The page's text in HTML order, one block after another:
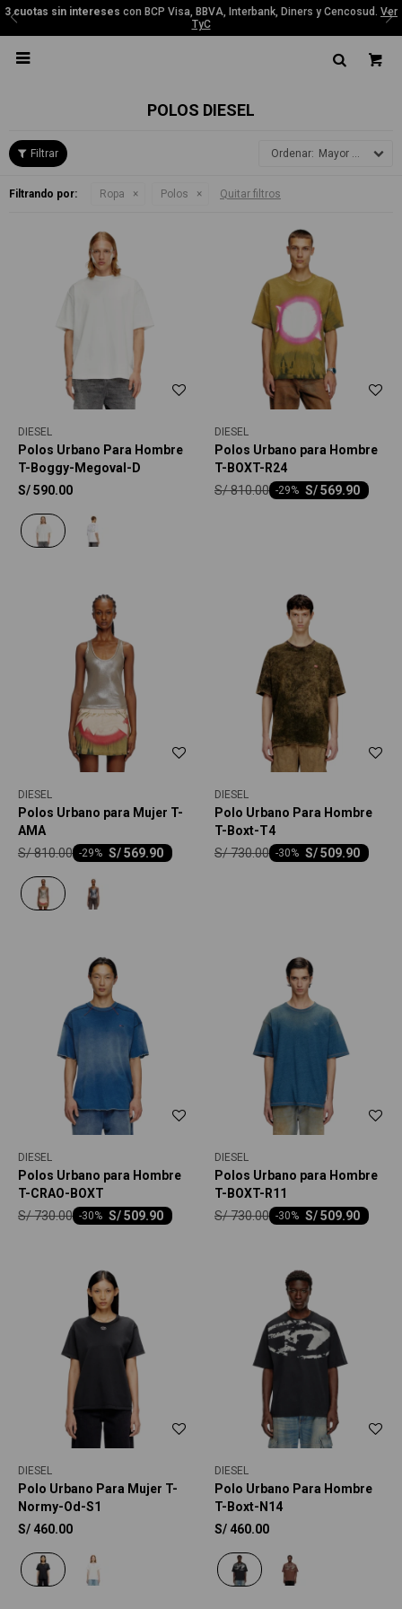
3 cuotas sin intereses con BCP Visa, BBVA, Interbank, Diners y Cencosud. Ver
TyC

POLOS DIESEL
Mayor precio
Filtrando por: Ropa Polos Quitar filtros
DIESEL
Polos Urbano Para Hombre
T-Boggy-Megoval-D
S/590.00
DIESEL
Polos Urbano para Hombre
T-BOXT-R24
S/569.90
-29
S/810.00
DIESEL
Polos Urbano para Mujer T-
AMA
S/569.90
-29
S/810.00
DIESEL
Polo Urbano Para Hombre
T-Boxt-T4
S/509.90
-30
S/730.00
DIESEL
Polos Urbano para Hombre
T-CRAO-BOXT
S/509.90
-30
S/730.00
DIESEL
Polos Urbano para Hombre
T-BOXT-R11
S/509.90
-30
S/730.00
DIESEL
Polo Urbano Para Mujer T-
Normy-Od-S1
S/ 460.00
DIESEL
Polo Urbano Para Hombre
T-Boxt-N14
S/ 460.00